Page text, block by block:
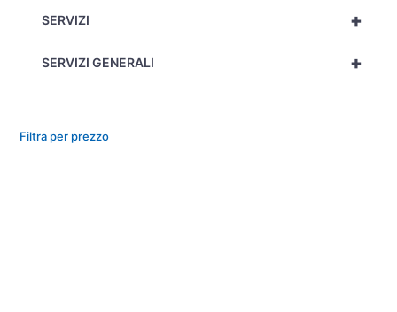
+
SERVIZI
+
SERVIZI GENERALI
Filtra per prezzo